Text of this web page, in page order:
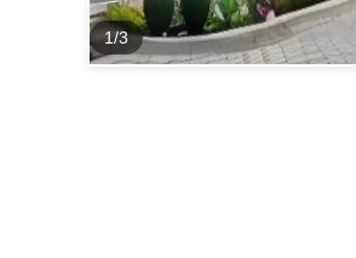
1/3